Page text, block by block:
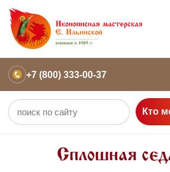
+7 (800) 333-00-37
Кто
Сплошная